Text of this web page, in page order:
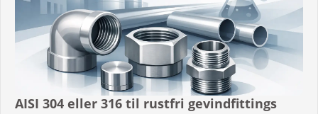
AISI 304 eller 316 til rustfri gevindfittings